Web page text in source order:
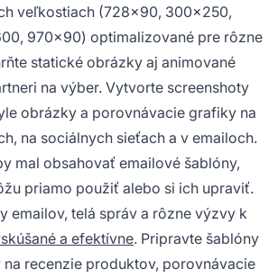
veľkostiach (728x90, 300x250,
970x90) optimalizované pre rôzne
statické obrázky aj animované
na výber. Vytvorte screenshoty
obrázky a porovnávacie grafiky na
na sociálnych sieťach a v emailoch.
mal obsahovať emailové šablóny,
priamo použiť alebo si ich upraviť.
emailov, telá správ a rôzne výzvy k
a efektívne. Pripravte šablóny
recenzie produktov, porovnávacie